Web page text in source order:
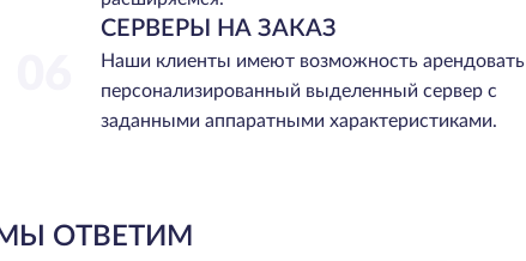
СЕРВЕРЫ НА ЗАКАЗ
Наши клиенты имеют возможность арендовать
персонализированный выделенный сервер с
заданными аппаратными характеристиками.
ОТВЕТИМ